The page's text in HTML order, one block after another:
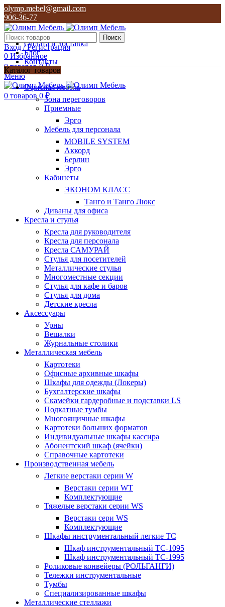
olymp.mebel@gmail.com
906-36-77
О нас
Оплата и доставка
Блог
Контакты
906-36-77
Поиск
Вход / Регистрация
0 Избранное
0товаров 0₽
Меню
0 товаров 0₽
Каталог товаров
Офисная мебель
Зона переговоров
Приемные
Эрго
Мебель для персонала
MOBILE SYSTEM
Аккорд
Берлин
Эрго
Кабинеты
ЭКОНОМ КЛАСС
Танго и Танго Люкс
Диваны для офиса
Кресла и стулья
Кресла для руководителя
Кресла для персонала
Кресла САМУРАЙ
Стулья для посетителей
Металлические стулья
Многоместные секции
Стулья для кафе и баров
Стулья для дома
Детские кресла
Аксессуары
Урны
Вешалки
Журнальные столики
Металлическая мебель
Картотеки
Офисные архивные шкафы
Шкафы для одежды (Локеры)
Бухгалтерские шкафы
Скамейки гардеробные и подставки LS
Подкатные тумбы
Многоящичные шкафы
Картотеки больших форматов
Индивидуальные шкафы кассира
Абонентский шкаф (ячейки)
Справочные картотеки
Производственная мебель
Легкие верстаки серии W
Верстаки серии WT
Комплектующие
Тяжелые верстаки серии WS
Верстаки сери WS
Комплектующие
Шкафы инструментальный легкие ТС
Шкаф инструментальный TC-1095
Шкаф инструментальный TC-1995
Роликовые конвейеры (РОЛЬГАНГИ)
Тележки инструментальные
Тумбы
Специализированные шкафы
Металлические стеллажи